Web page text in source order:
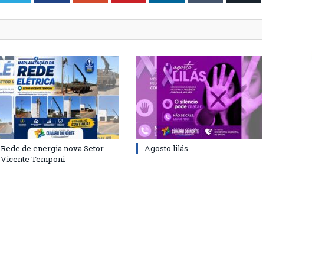
Rede de energia nova Setor
Vicente Temponi
Agosto lilás